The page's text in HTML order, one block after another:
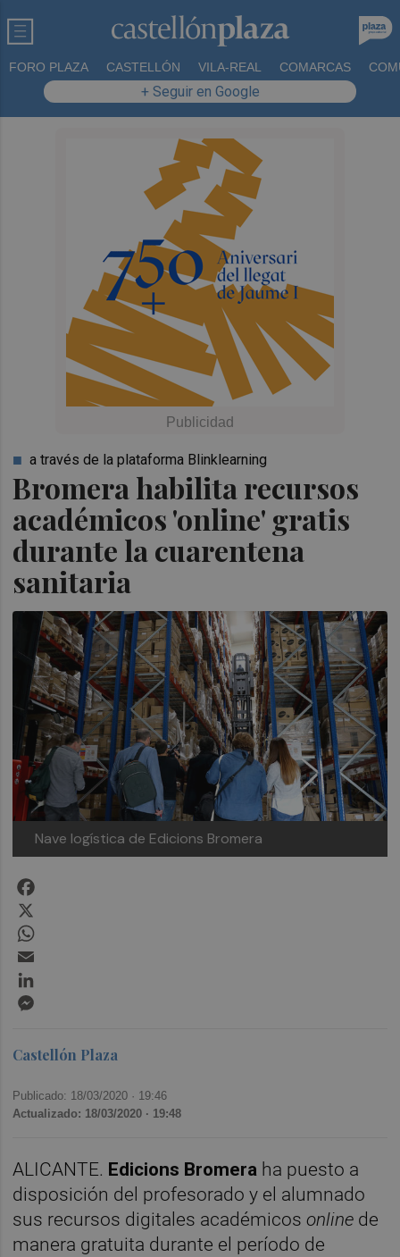
FORO PLAZA CASTELLÓN VILA-REAL COMARCAS
+ Seguir en Google
Bromera habilita recursos
académicos 'online' gratis
durante la cuarentena
sanitaria
a través de la plataforma Blinklearning
Nave logística de Edicions Bromera
Castellón Plaza
Publicado: 18/03/2020 · 19:46
Actualizado: 18/03/2020 · 19:48
ALICANTE. Edicions Bromera ha puesto a
disposición del profesorado y el alumnado
sus recursos digitales académicosonline de
manera gratuita durante el período de